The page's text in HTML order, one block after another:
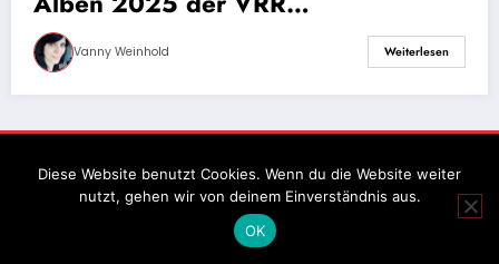
Crewmitglieder
Vanny Weinhold Weiterlesen
Diese Website benutzt Cookies. Wenn du die Website weiter
nutzt, gehen wir von deinem Einverständnis aus.
OK